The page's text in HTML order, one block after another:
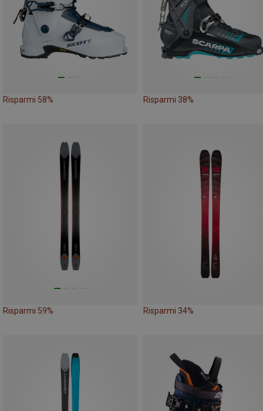
Risparmi 58% Risparmi 38%
Risparmi 59% Risparmi 34%